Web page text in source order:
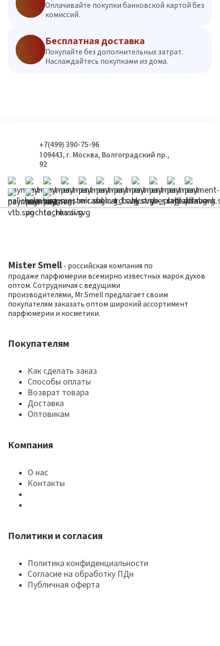
Оплачивайте покупки банковской картой без
комиссий.
Бесплатная доставка
Покупайте без дополнительных затрат.
Наслаждайтесь покупками из дома.
+7(499) 390-75-96
109443, г. Москва, Волгоградский пр.,
92
Mister Smell - российская компания по
продаже парфюмерии всемирно известных марок духов
оптом. Сотрудничая с ведущими
производителями, Mr.Smell предлагает своим
покупателям заказать оптом широкий ассортимент
парфюмерии и косметики.
Покупателям
Как сделать заказ
Способы оплаты
Возврат товара
Доставка
Оптовикам
Компания
О нас
Контакты
Политики и согласия
Политика конфиденциальности
Согласие на обработку ПДн
Публичная оферта